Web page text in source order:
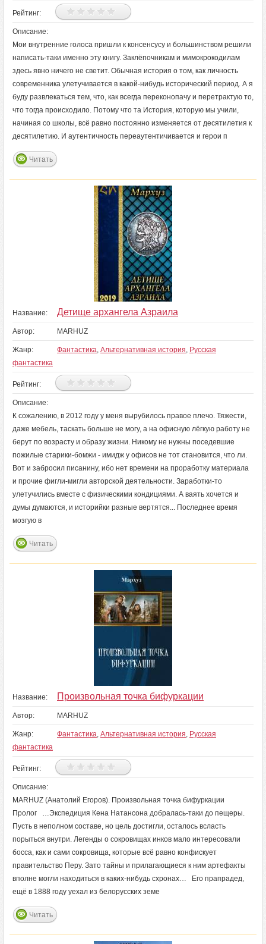
Рейтинг:
Описание:
Мои внутренние голоса пришли к консенсусу и большинством решили
написать-таки именно эту книгу. Заклёпочникам и мимокрокодилам
здесь явно ничего не светит. Обычная история о том, как личность
современника улетучивается в какой-нибудь исторический период. А я
буду развлекаться тем, что, как всегда переконопачу и перетрактую то,
что тогда происходило. Потому что та История, которую мы учили,
начиная со школы, всё равно постоянно изменяется от десятилетия к
десятилетию. И аутентичность переаутентичивается и герои п
Читать
Название: Детище архангела Азраила
Автор: MARHUZ
Жанр: Фантастика, Альтернативная история, Русская
фантастика
Рейтинг:
Описание:
К сожалению, в 2012 году у меня вырубилось правое плечо. Тяжести,
даже мебель, таскать больше не могу, а на офисную лёгкую работу не
берут по возрасту и образу жизни. Никому не нужны поседевшие
пожилые старики-бомжи - имидж у офисов не тот становится, что ли.
Вот и забросил писанину, ибо нет времени на проработку материала
и прочие фигли-мигли авторской деятельности. Заработки-то
улетучились вместе с физическими кондициями. А ваять хочется и
думы думаются, и историйки разные вертятся... Последнее время
мозгую в
Читать
Название: Произвольная точка бифуркации
Автор: MARHUZ
Жанр: Фантастика, Альтернативная история, Русская
фантастика
Рейтинг:
Описание:
MARHUZ (Анатолий Егоров). Произвольная точка бифуркации
Пролог …Экспедиция Кена Натансона добралась-таки до пещеры.
Пусть в неполном составе, но цель достигли, осталось всласть
порыться внутри. Легенды о сокровищах инков мало интересовали
босса, как и сами сокровища, которые всё равно конфискует
правительство Перу. Зато тайны и прилагающиеся к ним артефакты
вполне могли находиться в каких-нибудь схронах… Его прапрадед,
ещё в 1888 году уехал из белорусских земе
Читать